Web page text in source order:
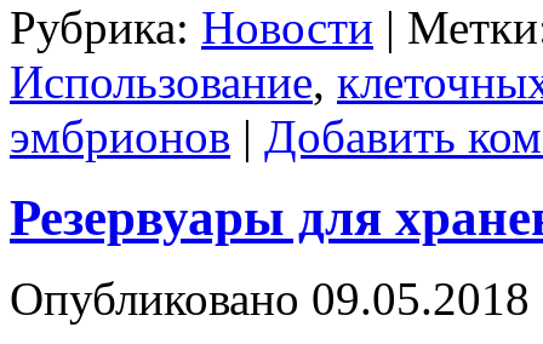
Рубрика: Новости |
Использование,
эмбрионов | Добавить
Резервуары для
Опубликовано 09.05.2018